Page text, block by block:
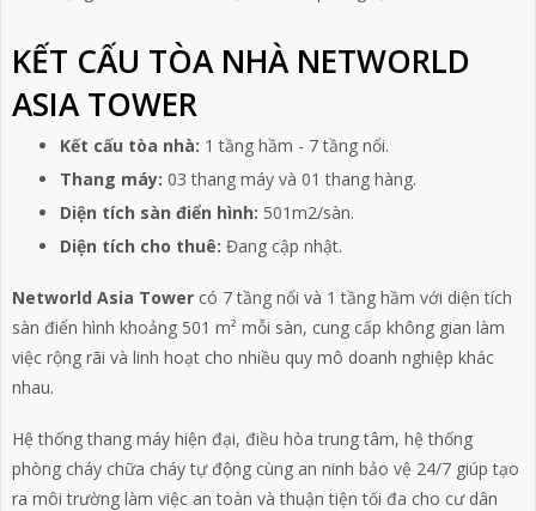
KẾT CẤU TÒA NHÀ NETWORLD
ASIA TOWER
Kết cấu tòa nhà: 1 tầng hầm - 7 tầng nổi.
Thang máy: 03 thang máy và 01 thang hàng.
Diện tích sàn điển hình: 501m2/sàn.
Diện tích cho thuê: Đang cập nhật.
Networld Asia Towercó 7 tầng nổi và 1 tầng hầm với diện tích
sàn điển hình khoảng 501 m² mỗi sàn, cung cấp không gian làm
việc rộng rãi và linh hoạt cho nhiều quy mô doanh nghiệp khác
nhau.
Hệ thống thang máy hiện đại, điều hòa trung tâm, hệ thống
phòng cháy chữa cháy tự động cùng an ninh bảo vệ 24/7 giúp tạo
ra môi trường làm việc an toàn và thuận tiện tối đa cho cư dân